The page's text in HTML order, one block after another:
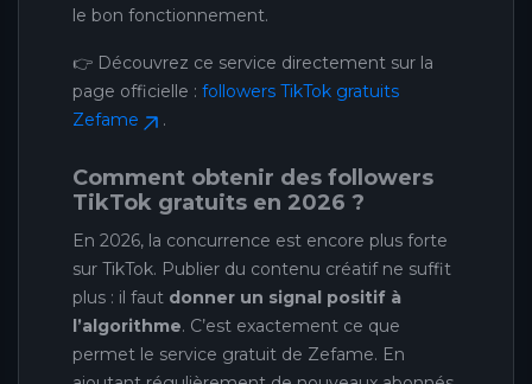
le bon fonctionnement.
👉 Découvrez ce service directement sur la
page officielle : followers TikTok gratuits
Zefame
.
Comment obtenir des followers
TikTok gratuits en 2026 ?
En 2026, la concurrence est encore plus forte
sur TikTok. Publier du contenu créatif ne suffit
plus : il faut donner un signal positif à
l’algorithme. C’est exactement ce que
permet le service gratuit de Zefame. En